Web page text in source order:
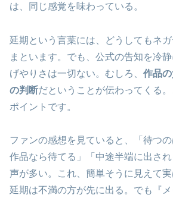
は、同じ感覚を味わっている。
延期という言葉には、どうしてもネ
まといます。でも、公式の告知を冷
げやりさは一切ない。むしろ、 作品
の判断だということが伝わってくる
ポイントです。
ファンの感想を見ていると、「待つ
作品なら待てる」「中途半端に出さ
声が多い。これ、簡単そうに見えて実
延期は不満の方が先に出る。でも『メ